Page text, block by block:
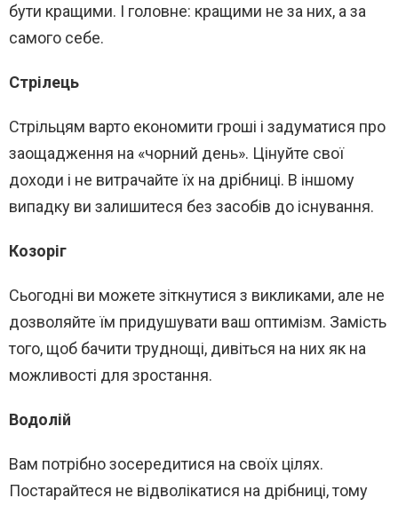
бути кращими. І головне: кращими не за них, а за
самого себе.
Стрілець
Стрільцям варто економити гроші і задуматися про
заощадження на «чорний день». Цінуйте свої
доходи і не витрачайте їх на дрібниці. В іншому
випадку ви залишитеся без засобів до існування.
Козоріг
Сьогодні ви можете зіткнутися з викликами, але не
дозволяйте їм придушувати ваш оптимізм. Замість
того, щоб бачити труднощі, дивіться на них як на
можливості для зростання.
Водолій
Вам потрібно зосередитися на своїх цілях.
Постарайтеся не відволікатися на дрібниці, тому